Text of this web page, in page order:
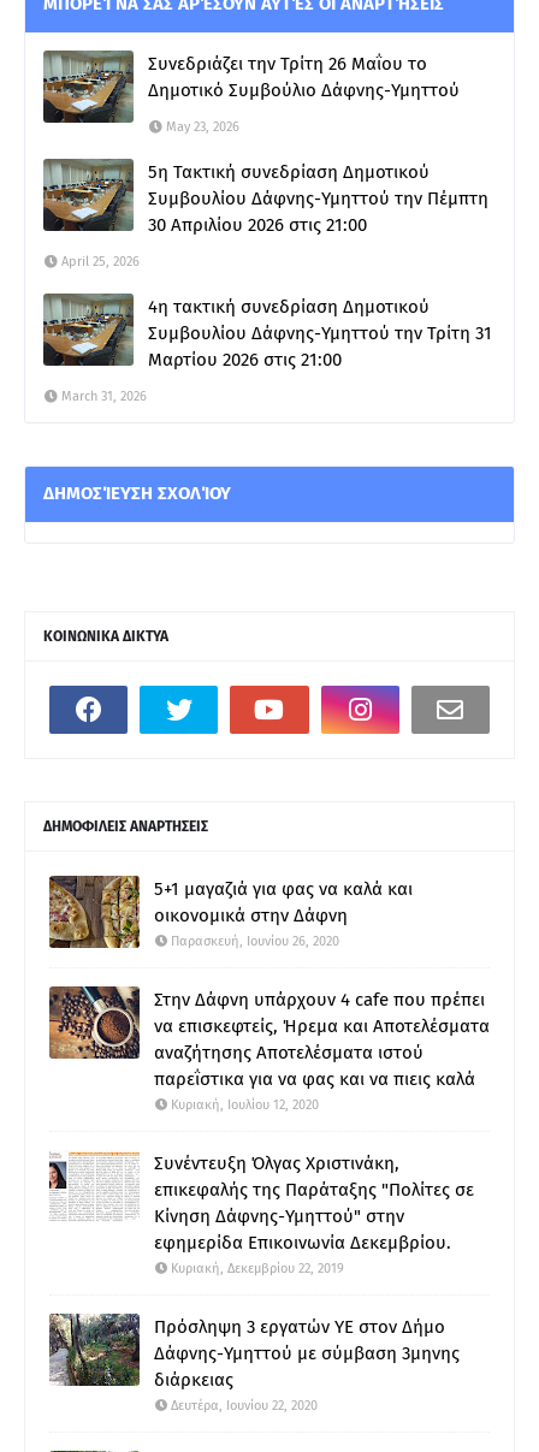
Συνεδριάζει την Τρίτη 26 Μαΐου το
Δημοτικό Συμβούλιο Δάφνης-Υμηττού
May 23, 2026
5η Τακτική συνεδρίαση Δημοτικού
Συμβουλίου Δάφνης-Υμηττού την Πέμπτη
30 Απριλίου 2026 στις 21:00
April 25, 2026
4η τακτική συνεδρίαση Δημοτικού
Συμβουλίου Δάφνης-Υμηττού την Τρίτη 31
Μαρτίου 2026 στις 21:00
March 31, 2026
ΔΗΜΟΣΊΕΥΣΗ ΣΧΟΛΊΟΥ
ΚΟΙΝΩΝΙΚΑ ΔΙΚΤΥΑ
ΔΗΜΟΦΙΛΕΙΣ ΑΝΑΡΤΗΣΕΙΣ
5+1 μαγαζιά για φας να καλά και
οικονομικά στην Δάφνη
Παρασκευή, Ιουνίου 26, 2020
Στην Δάφνη υπάρχουν 4 cafe που πρέπει
να επισκεφτείς, Ήρεμα και Αποτελέσματα
αναζήτησης Αποτελέσματα ιστού
παρεΐστικα για να φας και να πιεις καλά
Κυριακή, Ιουλίου 12, 2020
Συνέντευξη Όλγας Χριστινάκη,
επικεφαλής της Παράταξης "Πολίτες σε
Κίνηση Δάφνης-Υμηττού" στην
εφημερίδα Επικοινωνία Δεκεμβρίου.
Κυριακή, Δεκεμβρίου 22, 2019
Πρόσληψη 3 εργατών ΥΕ στον Δήμο
Δάφνης-Υμηττού με σύμβαση 3μηνης
διάρκειας
Δευτέρα, Ιουνίου 22, 2020